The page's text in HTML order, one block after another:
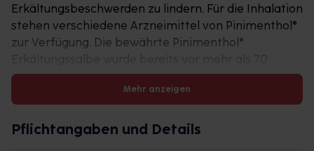
Erkältungsbeschwerden zu lindern. Für die Inhalation
stehen verschiedene Arzneimittel von Pinimenthol®
zur Verfügung. Die bewährte Pinimenthol®
Jahren entwickelt. Sie enthält hochkonzentrierte
ätherische Öle aus Eucalyptus, Kiefernnadeln und
Hauptinhaltsstoffes 1,8-Cineol die Durchblutung. Die
Mehr anzeigen
Pflichtangaben und Details